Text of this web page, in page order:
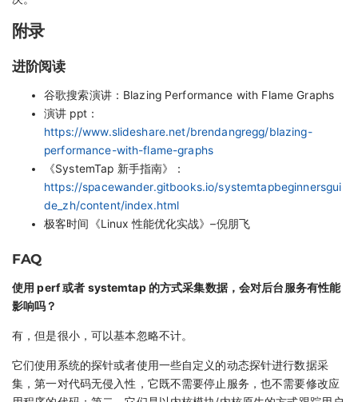
附录
进阶阅读
谷歌搜索演讲：Blazing Performance with Flame Graphs
演讲 ppt：
https://www.slideshare.net/brendangregg/blazing-
performance-with-flame-graphs
《SystemTap 新手指南》：
https://spacewander.gitbooks.io/systemtapbeginnersgui
de_zh/content/index.html
极客时间《Linux 性能优化实战》–倪朋飞
FAQ
使用 perf 或者 systemtap 的方式采集数据，会对后台服务有性能
影响吗？
有，但是很小，可以基本忽略不计。
它们使用系统的探针或者使用一些自定义的动态探针进行数据采
集，第一对代码无侵入性，它既不需要停止服务，也不需要修改应